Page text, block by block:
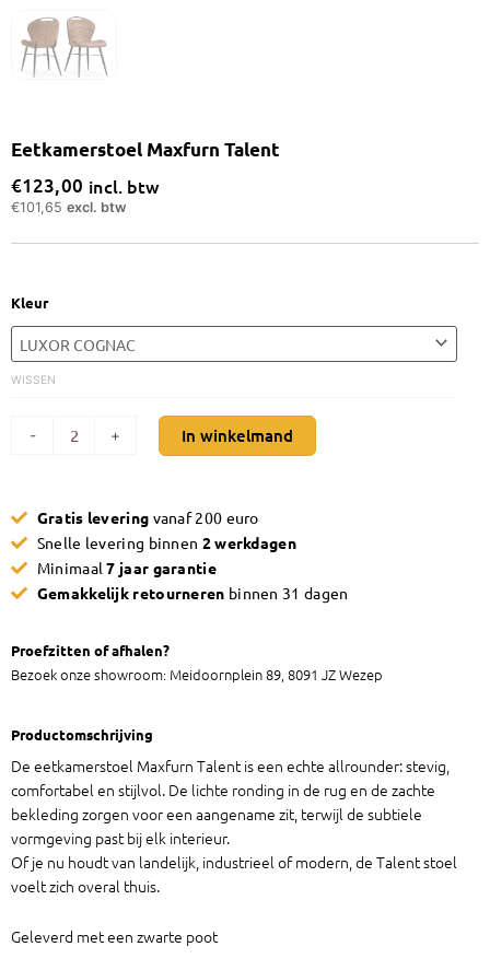
Eetkamerstoel Maxfurn Talent
€123,00 incl. btw
€101,65 excl. btw
Kleur
WISSEN
-
Eetkamerstoel
Maxfurn
Talent
+ In winkelmand
Gratis levering vanaf 200 euro
Snelle levering binnen 2 werkdagen
Minimaal7 jaar garantie
Gemakkelijk retourneren binnen 31 dagen
Proefzitten of afhalen?
Bezoek onze showroom: Meidoornplein 89, 8091 JZ Wezep
Productomschrijving
De eetkamerstoel Maxfurn Talent is een echte allrounder: stevig,
comfortabel en stijlvol. De lichte ronding in de rug en de zachte
bekleding zorgen voor een aangename zit, terwijl de subtiele
vormgeving past bij elk interieur.
Of je nu houdt van landelijk, industrieel of modern, de Talent stoel
voelt zich overal thuis.
Geleverd met een zwarte poot